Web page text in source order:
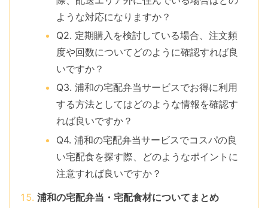
ような対応になりますか？
Q2. 定期購入を検討している場合、注文頻
度や回数についてどのように確認すれば良
いですか？
Q3. 浦和の宅配弁当サービスでお得に利用
する方法としてはどのような情報を確認す
れば良いですか？
Q4. 浦和の宅配弁当サービスでコスパの良
い宅配食を探す際、どのようなポイントに
注意すれば良いですか？
浦和の宅配弁当・宅配食材についてまとめ